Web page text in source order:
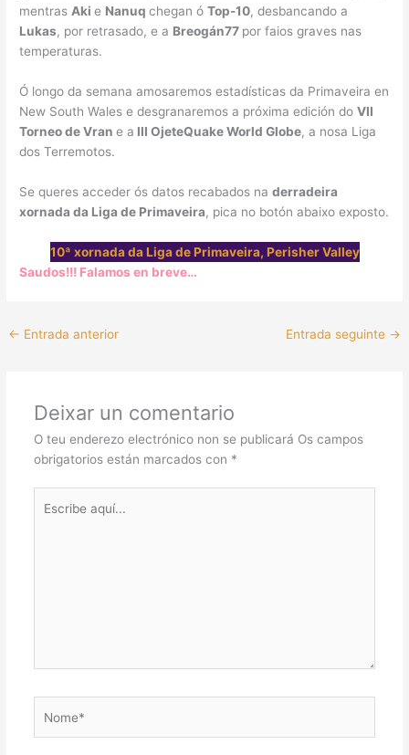
mentrasAkie Nanuqchegan óTop-10, desbancando a
Lukas, por retrasado, e a Breogán77 por faios graves nas
temperaturas.
Ó longo da semana amosaremos estadísticas da Primaveira en
New South Wales e desgranaremos a próxima edición doVII
Torneo de Vrane a III OjeteQuake World Globe, a nosa Liga
dos Terremotos.
Se queres acceder ós datos recabados naderradeira
xornada da Liga de Primaveira, pica no botón abaixo exposto.
10ª xornada da Liga de Primaveira, Perisher Valley
Saudos!!! Falamos en breve…
← Entrada anterior Entrada seguinte →
Deixar un comentario
O teu enderezo electrónico non se publicará Os campos
obrigatorios están marcados con *
aquí...